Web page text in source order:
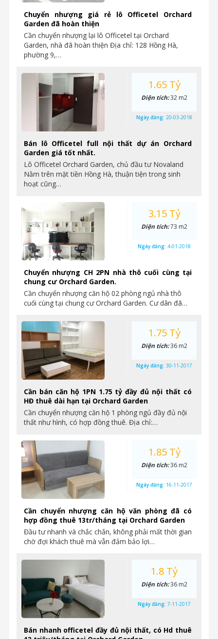
Chuyển nhượng giá rẻ lô Officetel Orchard
Garden đã hoàn thiện
Cần chuyển nhượng lại lô Officetel tại Orchard
Garden, nhà đã hoàn thiện Địa chỉ: 128 Hồng Hà,
phường 9,…
Bán lô Officetel full nội thất dự án Orchard
Garden giá tốt nhất.
Lô Officetel Orchard Garden, chủ đầu tư Novaland
Nằm trên mặt tiền Hồng Hà, thuận tiện trong sinh
hoạt cũng…
1.65 Tỷ
Diện tích:32 m2
Ngày đăng: 20-03-2018
Chuyển nhượng CH 2PN nhà thô cuối cùng tại
chung cư Orchard Garden.
Cần chuyển nhượng căn hộ 02 phòng ngủ nhà thô
cuối cùng tại chung cư Orchard Garden. Cư dân đã…
3.15 Tỷ
Diện tích:73 m2
Ngày đăng: 4-01-2018
Cần bán căn hộ 1PN 1.75 tỷ đầy đủ nội thất có
HĐ thuê dài hạn tại Orchard Garden
Cần chuyển nhượng căn hộ 1 phòng ngủ đầy đủ nội
thất như hình, có hợp đồng thuê. Địa chỉ:…
1.75 Tỷ
Diện tích:36 m2
Ngày đăng: 30-11-2017
Cần chuyển nhượng căn hộ văn phòng đã có
hợp đồng thuê 13tr/tháng tại Orchard Garden
Đầu tư nhanh và chắc chắn, không phải mất thời gian
chờ đợi khách thuê mà vẫn đảm bảo lợi…
1.85 Tỷ
Diện tích:36 m2
Ngày đăng: 16-11-2017
Bán nhanh officetel đầy đủ nội thất, có Hd thuê
1.8 Tỷ
Diện tích:36 m2
Ngày đăng: 7-11-2017